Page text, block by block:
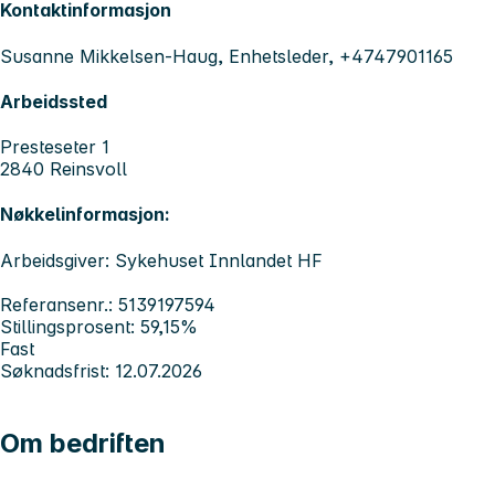
Kontaktinformasjon
Susanne Mikkelsen-Haug, Enhetsleder, +4747901165
Arbeidssted
Presteseter 1
2840 Reinsvoll
Nøkkelinformasjon:
Arbeidsgiver: Sykehuset Innlandet HF
Referansenr.: 5139197594
Stillingsprosent: 59,15%
Fast
Søknadsfrist: 12.07.2026
Om bedriften